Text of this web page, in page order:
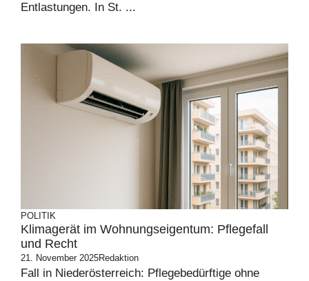
Entlastungen. In St. ...
POLITIK
Klimagerät im Wohnungseigentum: Pflegefall
und Recht
21. November 2025Redaktion
Fall in Niederösterreich: Pflegebedürftige ohne